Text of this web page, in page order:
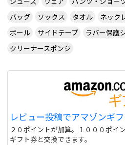
バッグ
ソックス タオル
ネック
ボール
サイドテープ ラバー保護
クリーナースポンジ
レビュー投稿でアマゾンギ
２０ポイントが加算。１０００ポイ
ギフト券と交換できます。